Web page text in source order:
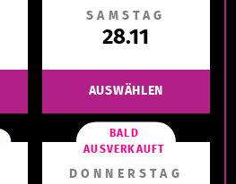
SAMSTAG
28.11
AUSWÄHLEN
BALD
AUSVERKAUFT
DONNERSTAG